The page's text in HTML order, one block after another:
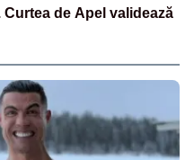
de Apel validează